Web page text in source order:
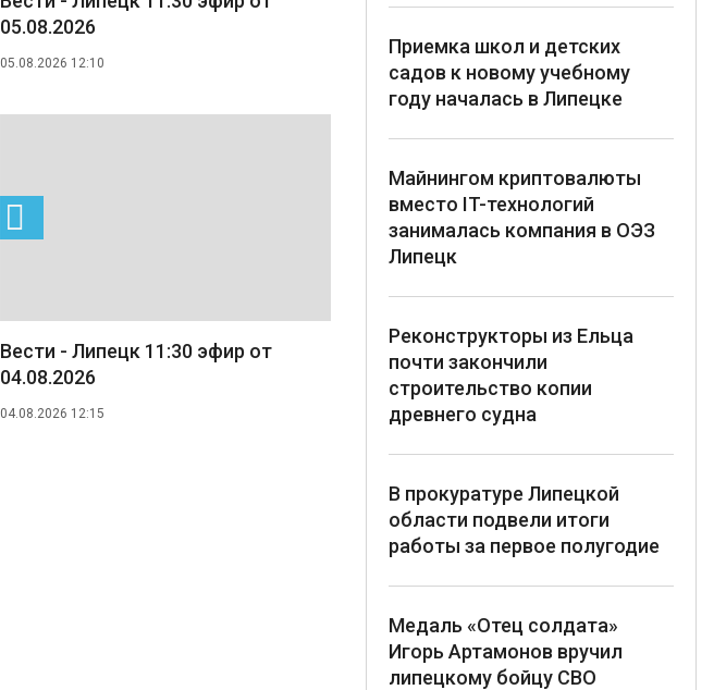
05.08.2026
05.08.2026 12:10
Вести - Липецк 11:30 эфир от
04.08.2026
04.08.2026 12:15
Приемка школ и детских
садов к новому учебному
году началась в Липецке
Майнингом криптовалюты
вместо IT-технологий
занималась компания в ОЭЗ
Липецк
Реконструкторы из Ельца
почти закончили
строительство копии
древнего судна
В прокуратуре Липецкой
области подвели итоги
работы за первое полугодие
Медаль «Отец солдата»
Игорь Артамонов вручил
липецкому бойцу СВО